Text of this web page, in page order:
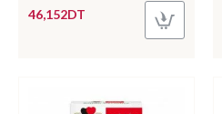
46,152DT